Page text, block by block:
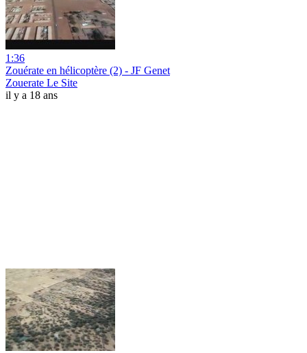
1:36
Zouérate en hélicoptère (2) - JF Genet
Zouerate Le Site
il y a 18 ans